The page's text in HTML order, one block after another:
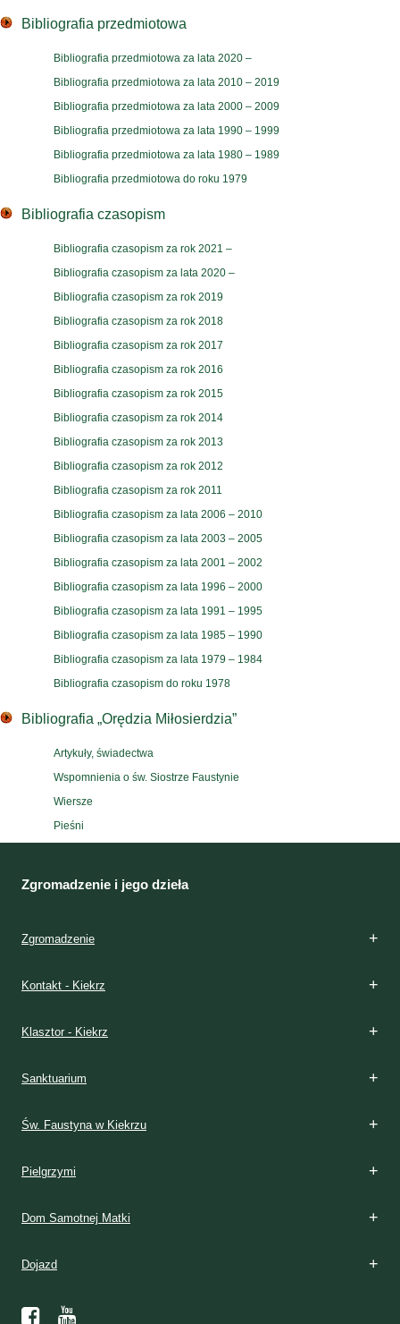
Bibliografia przedmiotowa
Bibliografia przedmiotowa za lata 2020 –
Bibliografia przedmiotowa za lata 2010 – 2019
Bibliografia przedmiotowa za lata 2000 – 2009
Bibliografia przedmiotowa za lata 1990 – 1999
Bibliografia przedmiotowa za lata 1980 – 1989
Bibliografia przedmiotowa do roku 1979
Bibliografia czasopism
Bibliografia czasopism za rok 2021 –
Bibliografia czasopism za lata 2020 –
Bibliografia czasopism za rok 2019
Bibliografia czasopism za rok 2018
Bibliografia czasopism za rok 2017
Bibliografia czasopism za rok 2016
Bibliografia czasopism za rok 2015
Bibliografia czasopism za rok 2014
Bibliografia czasopism za rok 2013
Bibliografia czasopism za rok 2012
Bibliografia czasopism za rok 2011
Bibliografia czasopism za lata 2006 – 2010
Bibliografia czasopism za lata 2003 – 2005
Bibliografia czasopism za lata 2001 – 2002
Bibliografia czasopism za lata 1996 – 2000
Bibliografia czasopism za lata 1991 – 1995
Bibliografia czasopism za lata 1985 – 1990
Bibliografia czasopism za lata 1979 – 1984
Bibliografia czasopism do roku 1978
Bibliografia „Orędzia Miłosierdzia”
Artykuły, świadectwa
Wspomnienia o św. Siostrze Faustynie
Wiersze
Pieśni
Zgromadzenie i jego dzieła
Zgromadzenie
Kontakt - Kiekrz
Klasztor - Kiekrz
Sanktuarium
Św. Faustyna w Kiekrzu
Pielgrzymi
Dom Samotnej Matki
Dojazd